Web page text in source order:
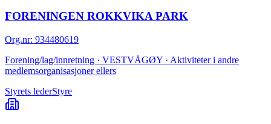
FORENINGEN ROKKVIKA PARK
Org.nr: 934480619
Forening/lag/innretning · VESTVÅGØY · Aktiviteter i andre
medlemsorganisasjoner ellers
Styrets lederStyre